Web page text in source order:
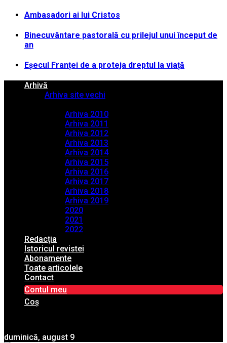
Ambasadori ai lui Cristos
Binecuvântare pastorală cu prilejul unui început de
an
Eșecul Franței de a proteja dreptul la viață
Arhivă
Arhiva site vechi
Arhiva 2010
Arhiva 2011
Arhiva 2012
Arhiva 2013
Arhiva 2014
Arhiva 2015
Arhiva 2016
Arhiva 2017
Arhiva 2018
Arhiva 2019
2020
2021
2022
Redacția
Istoricul revistei
Abonamente
Toate articolele
Contact
Contul meu
Coș
duminică, august 9